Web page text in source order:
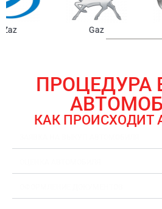
ПРОЦЕДУРА
КАК ПРОИСХОДИТ